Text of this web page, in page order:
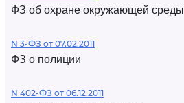
ФЗ об охране окружающей среды
N 3-ФЗ от 07.02.2011
ФЗ о полиции
N 402-ФЗ от 06.12.2011